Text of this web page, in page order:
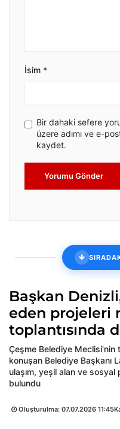
İsim *
Bir dahaki sefere
üzere adımı ve e-
kaydet.
Yorumu Gönder
Başkan
eden projeleri
toplantısında
Çeşme Belediye Meclisi'nin
konuşan Belediye Başkanı
ulaşım, yeşil alan ve
bulundu
Oluşturulma: 07.07.2026 11:45